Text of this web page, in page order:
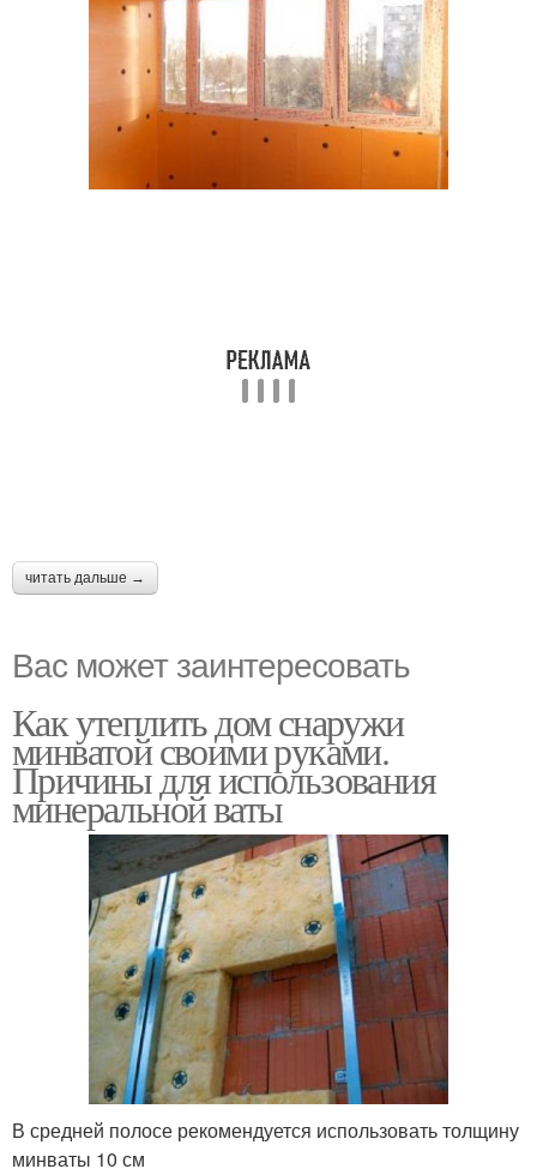
читать дальше →
Вас может заинтересовать
Как утеплить дом снаружи
минватой своими руками.
Причины для использования
минеральной ваты
В средней полосе рекомендуется использовать толщину
минваты 10 см